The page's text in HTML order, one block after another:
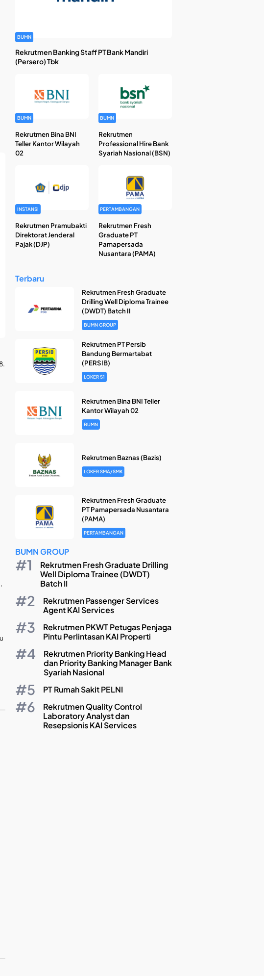
BUMN
Rekrutmen Banking Staff PT Bank Mandiri
(Persero) Tbk
BUMN
Rekrutmen Bina BNI
Teller Kantor Wilayah
02
BUMN
Rekrutmen
Professional Hire Bank
Syariah Nasional (BSN)
INSTANSI
Rekrutmen Pramubakti
Direktorat Jenderal
Pajak (DJP)
PERTAMBANGAN
Rekrutmen Fresh
Graduate PT
Pamapersada
Nusantara (PAMA)
Terbaru
Rekrutmen Fresh Graduate
Drilling Well Diploma Trainee
(DWDT) Batch II
BUMN GROUP
Rekrutmen PT Persib
Bandung Bermartabat
(PERSIB)
LOKER S1
Rekrutmen Bina BNI Teller
Kantor Wilayah 02
BUMN
Rekrutmen Baznas (Bazis)
LOKER SMA/SMK
Rekrutmen Fresh Graduate
PT Pamapersada Nusantara
(PAMA)
PERTAMBANGAN
BUMN GROUP
Rekrutmen Fresh Graduate Drilling
Well Diploma Trainee (DWDT)
Batch II
Rekrutmen Passenger Services
Agent KAI Services
Rekrutmen PKWT Petugas Penjaga
Pintu Perlintasan KAI Properti
Rekrutmen Priority Banking Head
dan Priority Banking Manager Bank
Syariah Nasional
PT Rumah Sakit PELNI
Rekrutmen Quality Control
Laboratory Analyst dan
Resepsionis KAI Services